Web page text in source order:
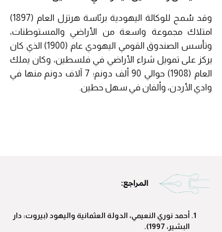
وقد سُمح للوكالة اليهودية برئاسة هرتزل العام (1897)
امتلاك مجموعة واسعة من الأراضي والمستوطنات،
وتأسس الصندوق القومي اليهودي عام (1900) الذي كان
يركز على تمويل شراء الأراضي في فلسطين، وكان يملك
العام (1908) حوالي 90 ألف دونم؛ 7 آلاف دونم منها في
وادي الأردن، وألفان في سهل حطين.
أحمد نوري النعيمي، الدولة العثمانية واليهود (بيروت: دار
البشير، 1997).